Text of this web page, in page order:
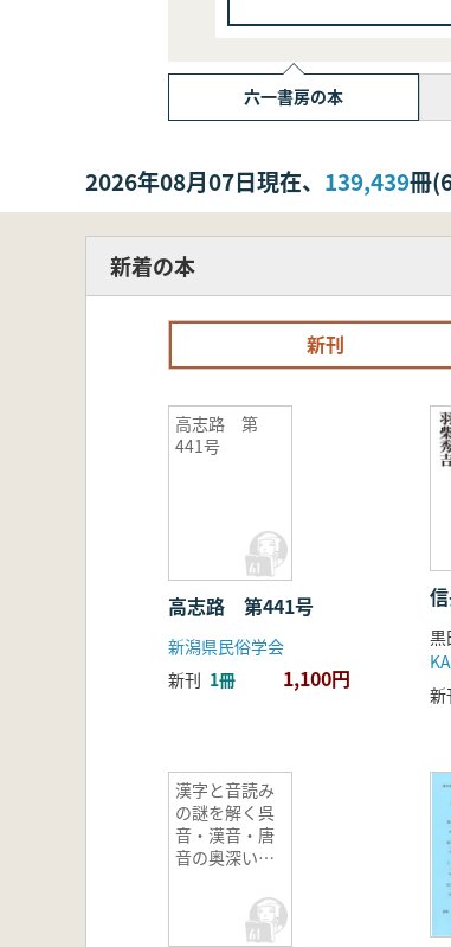
六一書房の本
2026年08月07日現在、 139,439冊
新着の本
新刊
高志路 第
441号
高志路 第441号
新潟県民俗学会
新刊 1冊 1,100円
新
漢字と音読み
の謎を解く呉
音・漢音・唐
音の奥深い世